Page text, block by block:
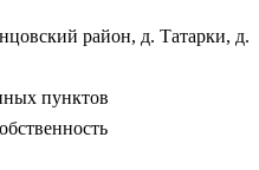
район, д. Татарки, д.
пунктов